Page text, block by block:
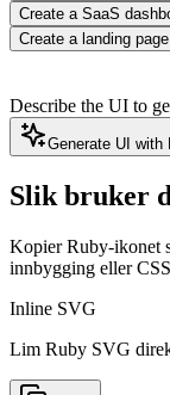
Create a SaaS
Create a landing
Describe the UI to
Generate UI with
Slik bruker
Kopier Ruby-ikonet
innbygging eller
Inline SVG
Lim Ruby SVG